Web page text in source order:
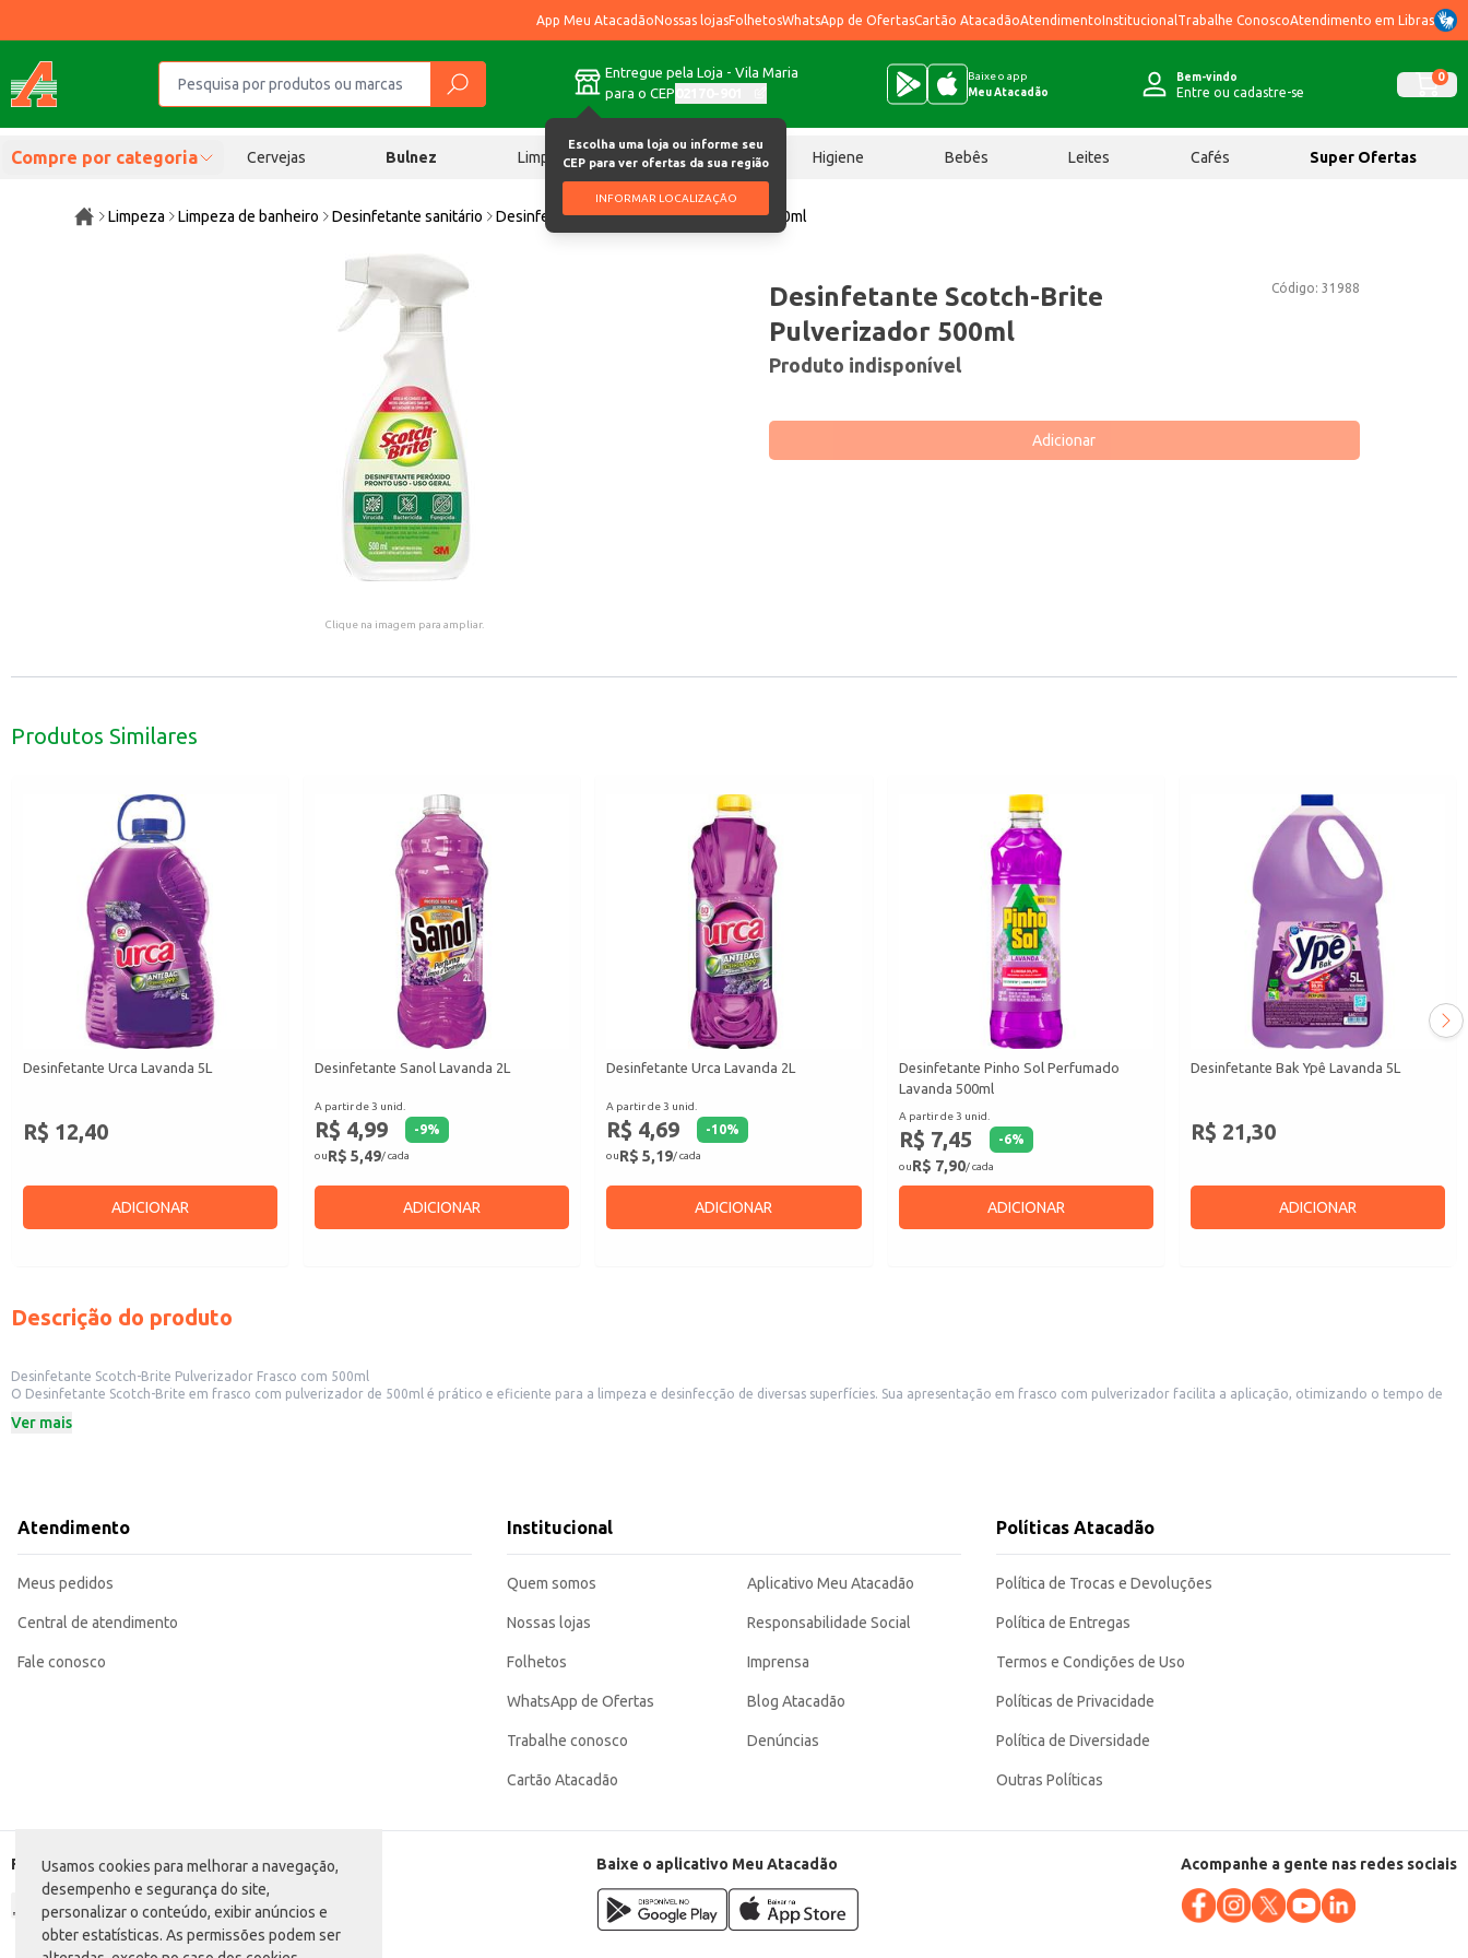
Usamos cookies para melhorar a navegação,
desempenho e segurança do site,
personalizar o conteúdo, exibir anúncios e
obter estatísticas. As permissões podem ser
App Meu AtacadãoNossas lojasFolhetosWhatsApp de OfertasCartão AtacadãoAtendimentoInstitucional Trabalhe ConoscoAtendimento em Libras
Entregue pela Loja - Vila Maria
para o CEP
Escolha uma loja ou informe seu
CEP para ver ofertas da sua região
INFORMAR LOCALIZAÇÃO
Baixe o app
Meu Atacadão
Bem-vindo
Entre ou cadastre-se
0
Compre por categoria Cervejas Bulnez Limpeza Chocolates Higiene Bebês Leites Cafés Super Ofertas
Limpeza Limpeza de banheiro Desinfetante sanitário Desinfetante Scotch Brite Pulverizador 500ml
Clique na imagem para ampliar.
Código: 31988
Desinfetante Scotch-Brite
Pulverizador 500ml
Produto indisponível
Adicionar
Produtos Similares
Desinfetante Urca Lavanda 5L
R$ 12,40
ADICIONAR
Desinfetante Sanol Lavanda 2L
A partir de 3 unid.
R$ 4,99 -9%
ouR$ 5,49/ cada
ADICIONAR
Desinfetante Urca Lavanda 2L
A partir de 3 unid.
R$ 4,69 -10%
ouR$ 5,19/ cada
ADICIONAR
Desinfetante Pinho Sol Perfumado
Lavanda 500ml
A partir de 3 unid.
R$ 7,45 -6%
ouR$ 7,90/ cada
ADICIONAR
Desinfetante Bak Ypê Lavanda 5L
R$ 21,30
ADICIONAR
Descrição do produto
Desinfetante Scotch-Brite Pulverizador Frasco com 500ml
O Desinfetante Scotch-Brite em frasco com pulverizador de 500ml é prático e eficiente para a limpeza e desinfecção de diversas superfícies. Sua apresentação em frasco com pulverizador facilita a aplicação, otimizando o tempo de
Ideal para uso em cozinhas, banheiros e outras áreas que necessitam de desinfecção.
Deixe agir conforme as instruções da embalagem antes de enxaguar.
Para melhores resultados, utilize em conjunto com um pano ou esponja.
a dia.
Ver mais
Atendimento
Meus pedidos
Central de atendimento
Fale conosco
Institucional
Quem somos
Nossas lojas
Folhetos
WhatsApp de Ofertas
Trabalhe conosco
Cartão Atacadão
Aplicativo Meu Atacadão
Responsabilidade Social
Imprensa
Blog Atacadão
Denúncias
Políticas Atacadão
Política de Trocas e Devoluções
Política de Entregas
Termos e Condições de Uso
Políticas de Privacidade
Política de Diversidade
Outras Políticas
Formas de pagamento Baixe o aplicativo Meu Atacadão Acompanhe a gente nas redes sociais